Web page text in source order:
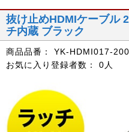
抜け止めHDMIケーブル
チ内蔵 ブラック
商品品番：
YK-HDMI017-200
お気に入り登録者数：
0人